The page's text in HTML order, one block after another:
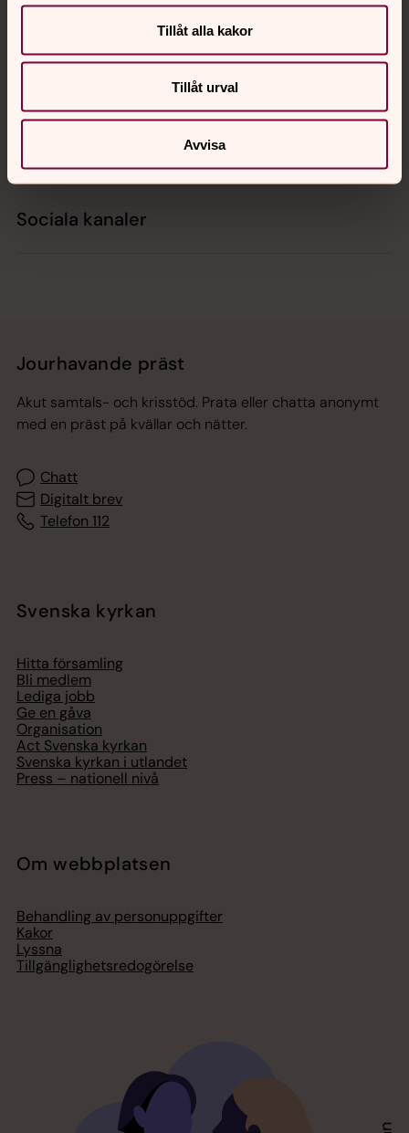
Tillåt alla kakor
Tillåt urval
Avvisa
Kontakt
Sociala kanaler
Jourhavande präst
Akut samtals- och krisstöd. Prata eller chatta anonymt
med en präst på kvällar och nätter.
Chatt
Digitalt brev
Telefon 112
Svenska kyrkan
Hitta församling
Bli medlem
Lediga jobb
Ge en gåva
Organisation
Act Svenska kyrkan
Svenska kyrkan i utlandet
Press – nationell nivå
Om webbplatsen
Behandling av personuppgifter
Kakor
Lyssna
Tillgänglighetsredogörelse